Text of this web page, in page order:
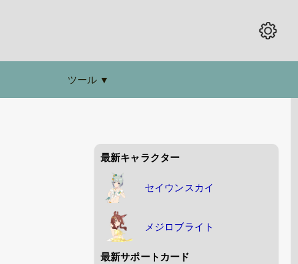
ツール ▼
最新キャラクター
セイウンスカイ
メジロブライト
最新サポートカード